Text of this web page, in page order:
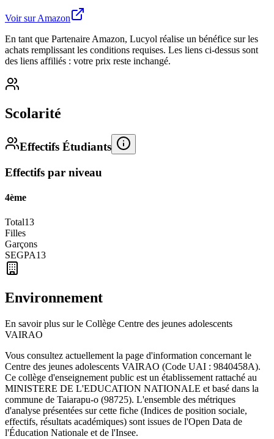
Voir sur Amazon
En tant que Partenaire Amazon, Lucyol réalise un bénéfice sur les
achats remplissant les conditions requises. Les liens ci-dessus sont
des liens affiliés : votre prix reste inchangé.
Scolarité
Effectifs Étudiants
Effectifs par niveau
4ème
Total13
Filles
Garçons
SEGPA13
Environnement
En savoir plus sur le Collège Centre des jeunes adolescents
VAIRAO
Vous consultez actuellement la page d'information concernant le
Centre des jeunes adolescents VAIRAO (Code UAI : 9840458A).
Ce collège d'enseignement public est un établissement rattaché au
MINISTERE DE L'EDUCATION NATIONALE et basé dans la
commune de Taiarapu-o (98725). L'ensemble des métriques
d'analyse présentées sur cette fiche (Indices de position sociale,
effectifs, résultats académiques) sont issues de l'Open Data de
l'Éducation Nationale et de l'Insee.